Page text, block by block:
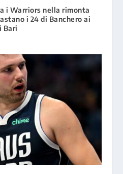
i Warriors nella rimonta
i 24 di Banchero ai
Bari